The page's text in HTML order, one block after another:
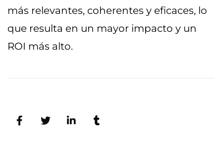
más relevantes, coherentes y eficaces, lo
que resulta en un mayor impacto y un
ROI más alto.